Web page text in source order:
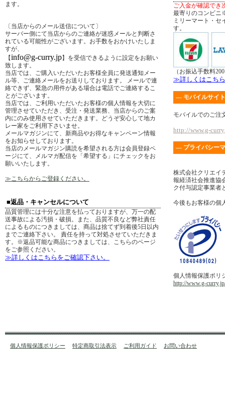
ます。
〔当店からのメール送信について〕
サーバー側にて当店からのご連絡が迷惑メールと判断さ
れている可能性がございます。お手数をおかけいたしま
すが、
【info@g-curry.jp】を受信できるように設定をお願い
致します。
当店では、ご購入いただいたお客様全員に発送通知メー
ル等、ご連絡メールをお送りしております。 メールで連
絡できず、緊急の用件がある場合は電話でご連絡するこ
とがございます。
当店では、ご利用いただいたお客様の個人情報を大切に
管理させていただき、受注・発送業務、当店からのご案
内にのみ使用させていただきます。どうぞ安心して地カ
レー家をご利用下さいませ。
メールマガジンにて、新商品やお得なキャンペーン情報
をお知らせしております。
当店のメールマガジン購読を希望される方は会員登録ペ
ージにて、メルマガ配信を「希望する」にチェックをお
願いいたします。
≫こちらからご登録ください。
■返品・キャンセルについて
品質管理には十分な注意を払っておりますが、万一の配
送事故による汚損・破損。また、品質不良など弊社責任
によるものにつきましては、商品は捨てず到着後5日以内
までご連絡下さい。 責任を持って対処させていただきま
す。※返品可能な商品につきましては、こちらのページ
をご参照ください。
≫詳しくはこちらをご確認下さい。
ご入金が確認でき
最寄りのコンビニ
ミリーマート・セ
す。
（お振込手数料
≫詳しくはこち
― モバイルサイ
モバイルでのご注
http://www.g-
― プライバシー
株式会社クリエイ
報経済社会推進協
ク付与認定事業者
今後もお客様の個
個人情報保護ポリ
http://www.g-
個人情報保護ポリシー 特定商取引法表示 ご利用ガイド お問い合わせ